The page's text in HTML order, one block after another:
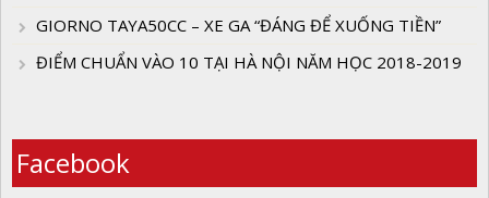
GIORNO TAYA50CC – XE GA “ĐÁNG ĐỂ XUỐNG TIỀN”
ĐIỂM CHUẨN VÀO 10 TẠI HÀ NỘI NĂM HỌC 2018-2019
Facebook